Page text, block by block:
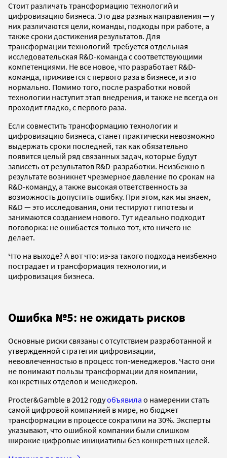
Стоит различать трансформацию технологий и
цифровизацию бизнеса. Это два разных направления — у
них различаются цели, команды, подходы при работе, а
также сроки достижения результатов. Для
трансформации технологий требуется отдельная
исследовательская R&D-команда с соответствующими
компетенциями. Не все новое, что разработает R&D-
команда, приживется с первого раза в бизнесе, и это
нормально. Помимо того, после разработки новой
технологии наступит этап внедрения, и также не всегда он
проходит гладко, с первого раза.
Если совместить трансформацию технологии и
цифровизацию бизнеса, станет практически невозможно
выдержать сроки последней, так как обязательно
появится целый ряд связанных задач, которые будут
зависеть от результатов R&D-разработки. Неизбежно в
результате возникнет чрезмерное давление по срокам на
R&D-команду, а также высокая ответственность за
возможность допустить ошибку. При этом, как мы знаем,
R&D — это исследования, они тестируют гипотезы и
занимаются созданием нового. Тут идеально подходит
поговорка: не ошибается только тот, кто ничего не
делает.
Что на выходе? А вот что: из-за такого подхода неизбежно
пострадает и трансформация технологии, и
цифровизация бизнеса.
Ошибка №5: не ожидать рисков
Основные риски связаны с отсутствием разработанной и
утвержденной стратегии цифровизации,
невовлеченностью в процесс топ-менеджеров. Часто они
не понимают пользы трансформации для компании,
конкретных отделов и менеджеров.
Procter&Gamble в 2012 годуобъявила о намерении стать
самой цифровой компанией в мире, но бюджет
трансформации в процессе сократили на 30%. Эксперты
указывают, что ошибкой компании были слишком
широкие цифровые инициативы без конкретных целей.